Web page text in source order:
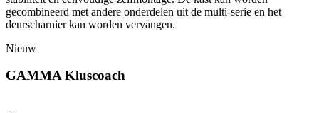
gecombineerd met andere onderdelen uit de multi-serie en het
deurscharnier kan worden vervangen.
Nieuw
GAMMA Kluscoach